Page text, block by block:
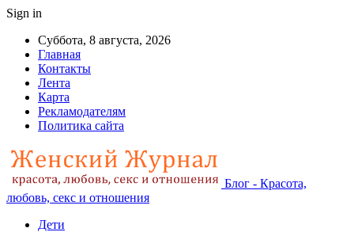
Sign in
Суббота, 8 августа, 2026
Главная
Контакты
Лента
Карта
Рекламодателям
Политика сайта
Блог - Красота,
любовь, секс и отношения
Дети